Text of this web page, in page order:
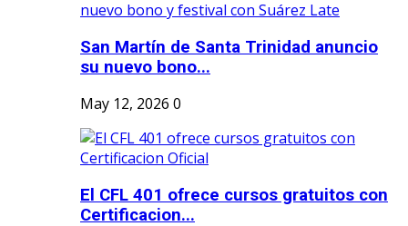
San Martín de Santa Trinidad anuncio
su nuevo bono...
May 12, 2026 0
El CFL 401 ofrece cursos gratuitos con
Certificacion...